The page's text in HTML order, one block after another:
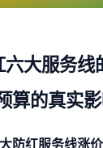
大服务线
算的真实影
防红服务线涨